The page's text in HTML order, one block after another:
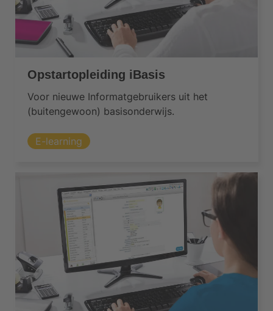
Opstartopleiding iBasis
Voor nieuwe Informatgebruikers uit het
(buitengewoon) basisonderwijs.
E-learning